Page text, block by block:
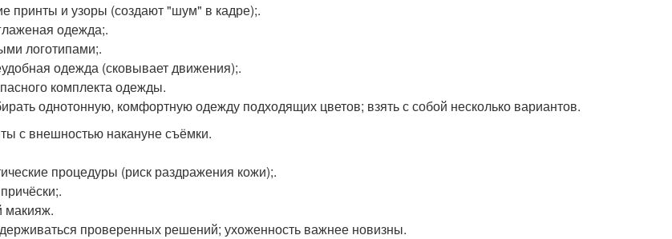
принты и узоры (создают "шум" в кадре);.
одежда;.
логотипами;.
одежда (сковывает движения);.
комплекта одежды.
однотонную, комфортную одежду подходящих цветов; взять с собой несколько вариантов.
с внешностью накануне съёмки.
процедуры (риск раздражения кожи);.
проверенных решений; ухоженность важнее новизны.